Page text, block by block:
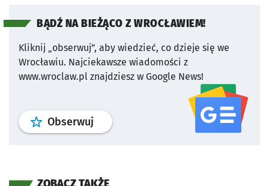
BĄDŹ NA BIEŻĄCO Z WROCŁAWIEM!
Kliknij „obserwuj”, aby wiedzieć, co dzieje się we
Wrocławiu. Najciekawsze wiadomości z
www.wroclaw.pl znajdziesz w Google News!
Obserwuj profil serwisu